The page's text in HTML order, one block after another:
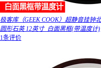
极客库（GEEK COOK）超静音挂钟
圆形石英 12英寸_白面黑框(带温度计)
1条评价